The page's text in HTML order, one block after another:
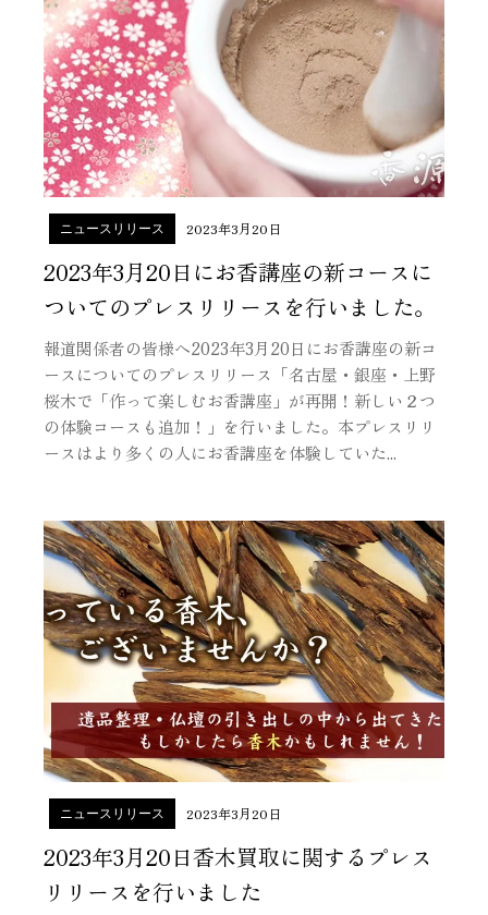
2023年3月20日
ニュースリリース
2023年3月20日にお香講座の新コースに
ついてのプレスリリースを行いました。
報道関係者の皆様へ2023年3月20日にお香講座の新コ
ースについてのプレスリリース「名古屋・銀座・上野
桜木で「作って楽しむお香講座」が再開！新しい２つ
の体験コースも追加！」を行いました。本プレスリリ
ースはより多くの人にお香講座を体験していた...
2023年3月20日
ニュースリリース
2023年3月20日香木買取に関するプレス
リリースを行いました